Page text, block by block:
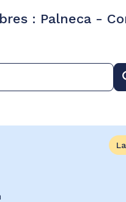
: Palneca -